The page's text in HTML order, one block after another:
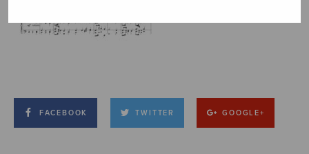
FACEBOOK TWITTER GOOGLE+